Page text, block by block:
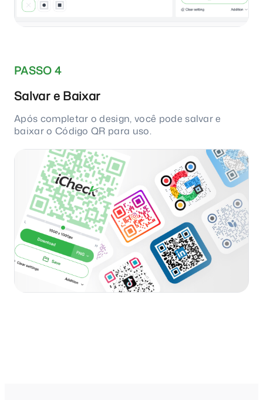
PASSO 4
Salvar e Baixar
Após completar o design, você pode salvar e
baixar o Código QR para uso.